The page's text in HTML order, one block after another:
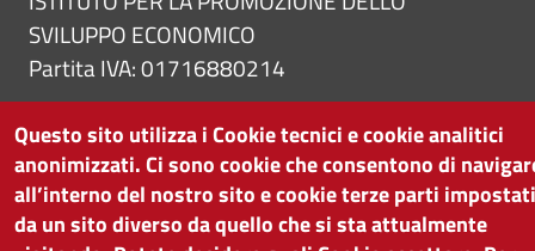
SVILUPPO ECONOMICO
Partita IVA: 01716880214
Questo sito utilizza i Cookie tecnici e cookie analitici
anonimizzati. Ci sono cookie che consentono di
all’interno del nostro sito e cookie terze parti
da un sito diverso da quello che si sta attualmente